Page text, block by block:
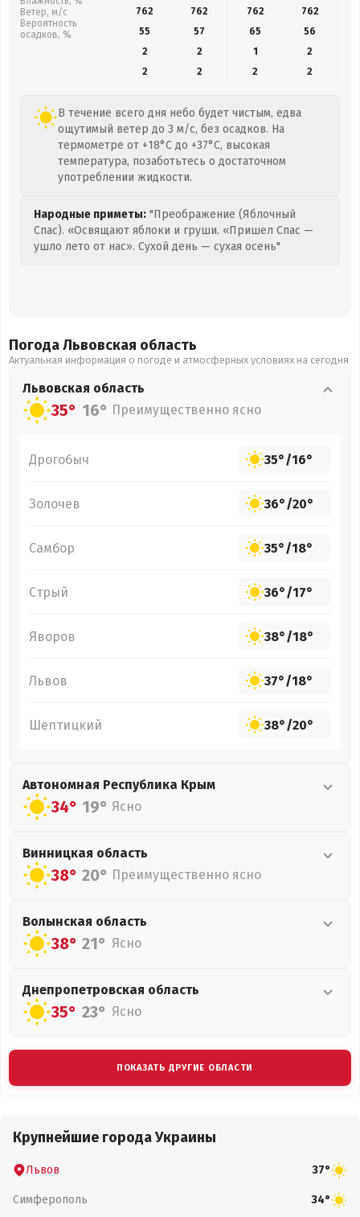
Ветер, м/с
Вероятность
осадков, %
762
762 762 762
55
57 65
56
2
2 1
2
2
2 2 2
В течение всего дня небо будет чистым, едва
ощутимый ветер до 3 м/с, без осадков. На
термометре от +18°C до +37°C, высокая
температура, позаботьтесь о достаточном
употреблении жидкости.
Народные приметы: "Преображение (Яблочный
Спас). «Освящают яблоки и груши. «Пришел Спас —
ушло лето от нас». Сухой день — сухая осень"
Погода Львовская область
Актуальная информация о погоде и атмосферных условиях на сегодня
Львовская область
35° 16° Преимущественно ясно
Дрогобыч 35°/16°
Золочев 36°/20°
Самбор 35°/18°
Стрый 36°/17°
Яворов 38°/18°
Львов 37°/18°
Шептицкий 38°/20°
Автономная Республика Крым
34° 19° Ясно
Винницкая область
38° 20° Преимущественно ясно
Волынская область
38° 21° Ясно
Днепропетровская область
35° 23° Ясно
ПОКАЗАТЬ ДРУГИЕ ОБЛАСТИ
Крупнейшие города Украины
Львов 37°
Симферополь 34°